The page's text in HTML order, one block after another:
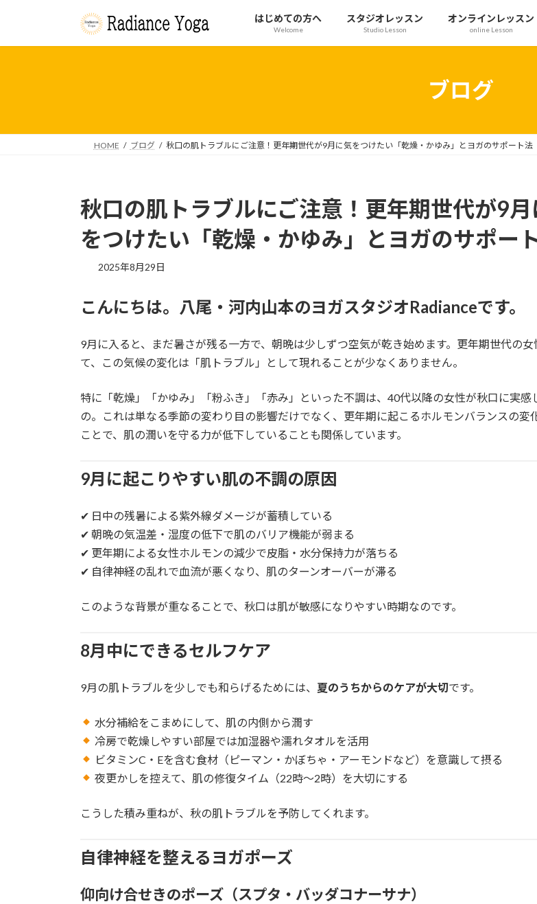
はじめての方へ
Welcome
スタジオレッスン
Studio Lesson
オンラインレッスン
online Lesson
ブログ
HOME ブログ 秋口の肌トラブルにご注意！更年期世代が9月に気をつけたい「乾燥・かゆみ」とヨガのサポート法
秋口の肌トラブルにご注意！更年期世代が9月
をつけたい「乾燥・かゆみ」とヨガのサポー
2025年8月29日
こんにちは。八尾・河内山本のヨガスタジオRadianceです。
9月に入ると、まだ暑さが残る一方で、朝晩は少しずつ空気が乾き始めます。更年期世代の女
て、この気候の変化は「肌トラブル」として現れることが少なくありません。
特に「乾燥」「かゆみ」「粉ふき」「赤み」といった不調は、40代以降の女性が秋口に実感
の。これは単なる季節の変わり目の影響だけでなく、更年期に起こるホルモンバランスの変
ことで、肌の潤いを守る力が低下していることも関係しています。
9月に起こりやすい肌の不調の原因
✔ 日中の残暑による紫外線ダメージが蓄積している
✔ 朝晩の気温差・湿度の低下で肌のバリア機能が弱まる
✔ 更年期による女性ホルモンの減少で皮脂・水分保持力が落ちる
✔ 自律神経の乱れで血流が悪くなり、肌のターンオーバーが滞る
このような背景が重なることで、秋口は肌が敏感になりやすい時期なのです。
8月中にできるセルフケア
9月の肌トラブルを少しでも和らげるためには、 夏のうちからのケアが大切です。
水分補給をこまめにして、肌の内側から潤す
冷房で乾燥しやすい部屋では加湿器や濡れタオルを活用
ビタミンC・Eを含む食材（ピーマン・かぼちゃ・アーモンドなど）を意識して摂る
夜更かしを控えて、肌の修復タイム（22時〜2時）を大切にする
こうした積み重ねが、秋の肌トラブルを予防してくれます。
自律神経を整えるヨガポーズ
仰向け合せきのポーズ（スプタ・バッダコナーサナ）